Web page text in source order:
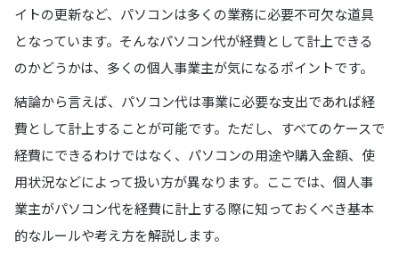
イトの更新など、パソコンは多くの業務に必要不可欠な道具
となっています。そんなパソコン代が経費として計上できる
のかどうかは、多くの個人事業主が気になるポイントです。
結論から言えば、パソコン代は事業に必要な支出であれば経
費として計上することが可能です。ただし、すべてのケースで
経費にできるわけではなく、パソコンの用途や購入金額、使
用状況などによって扱い方が異なります。ここでは、個人事
業主がパソコン代を経費に計上する際に知っておくべき基本
的なルールや考え方を解説します。